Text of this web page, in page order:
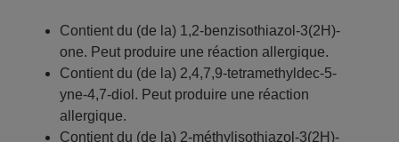
Contient du (de la) 1,2-benzisothiazol-3(2H)-
one. Peut produire une réaction allergique.
Contient du (de la) 2,4,7,9-tetramethyldec-5-
yne-4,7-diol. Peut produire une réaction
allergique.
Contient du (de la) 2-méthylisothiazol-3(2H)-